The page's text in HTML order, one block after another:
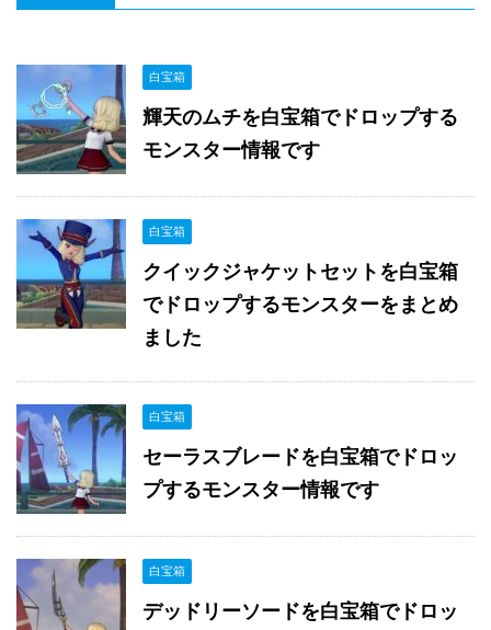
白宝箱
輝天のムチを白宝箱でドロップする
モンスター情報です
白宝箱
クイックジャケットセットを白宝箱
でドロップするモンスターをまとめ
ました
白宝箱
セーラスブレードを白宝箱でドロッ
プするモンスター情報です
白宝箱
デッドリーソードを白宝箱でドロッ